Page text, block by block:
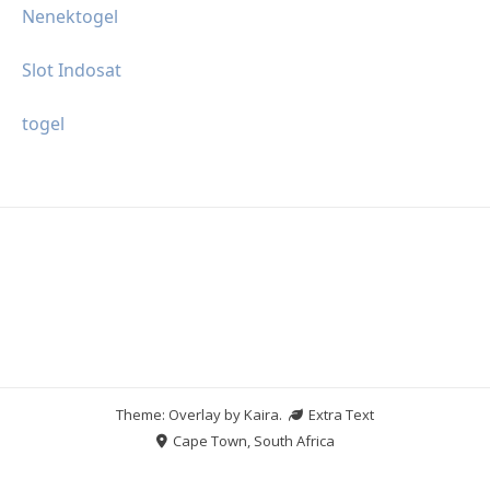
Nenektogel
Slot Indosat
togel
Theme: Overlay byKaira.
Extra Text
Cape Town, South Africa